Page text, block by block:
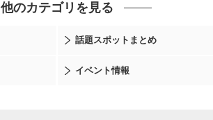
他のカテゴリを見る
話題スポットまとめ
イベント情報